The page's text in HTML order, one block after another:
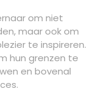
om niet
maar ook om
te inspireren.
hun grenzen te
en bovenal